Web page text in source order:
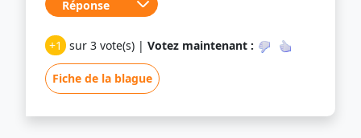
+1 sur 3 vote(s) | Votez maintenant :
Fiche de la blague